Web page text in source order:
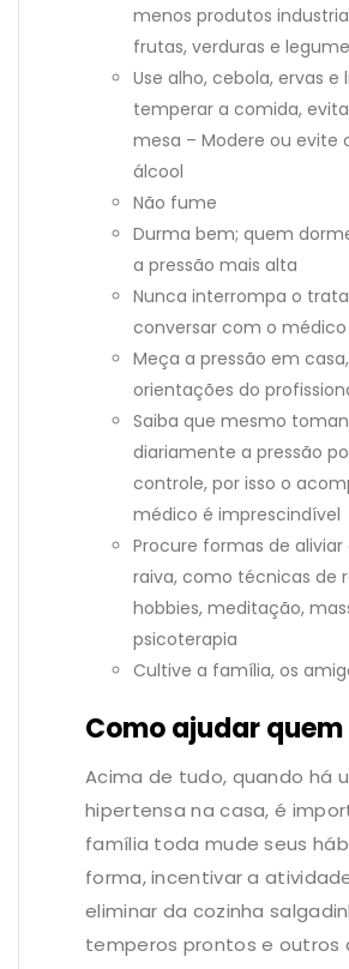
menos produtos
frutas, verduras e
Use alho, cebola, ervas e
temperar a comida,
mesa – Modere ou evite
álcool
Não fume
Durma bem; quem
a pressão mais alta
Nunca interrompa o
conversar com o médico
Meça a pressão em
orientações do
Saiba que mesmo
diariamente a pressão
controle, por isso o
médico é imprescindível
Procure formas de aliviar
raiva, como técnicas de
hobbies, meditação,
psicoterapia
Cultive a família, os
Como ajudar
Acima de tudo, quando há
hipertensa na casa, é
família toda mude seus
forma, incentivar a
eliminar da cozinha
temperos prontos e outros